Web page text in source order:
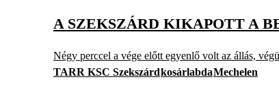
A SZEKSZÁRD KIKAPOTT A
Négy perccel a vége előtt egyenlő volt az állás,
TARR KSC SzekszárdkosárlabdaMechelen